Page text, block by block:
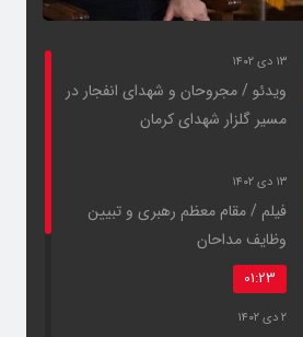
۱۳ دی ۱۴۰۲
ویدئو / مجروحان و شهدای انفجار در
مسیر گلزار شهدای کرمان
۱۳ دی ۱۴۰۲
فیلم / مقام معظم رهبری و تبیین
وظایف مداحان
01:23
۲ دی ۱۴۰۲